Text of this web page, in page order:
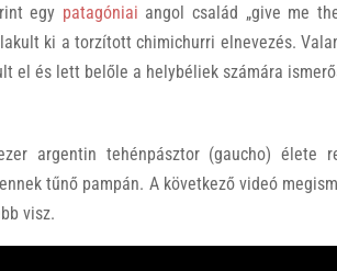
egy patagóniai angol család „give me
ki a torzított chimichurri elnevezés.
el és lett belőle a helybéliek számára
argentin tehénpásztor (gaucho) élete
tűnő pampán. A következő videó
visz.